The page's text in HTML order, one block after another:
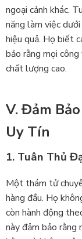
ngoại cảnh khác.
năng làm việc
hiệu quả. Họ biết
bảo rằng mọi
chất lượng cao.
V. Đảm
Uy Tín
1. Tuân Thủ
Một thám tử
hàng đầu. Họ
còn hành động
này đảm bảo rằng